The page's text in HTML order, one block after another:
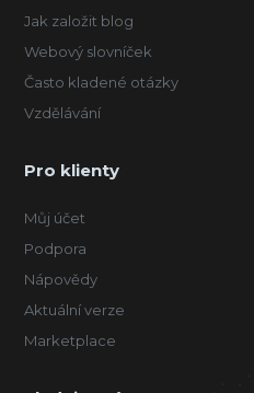
Jak založit blog
Webový slovníček
Často kladené otázky
Vzdělávání
Pro klienty
Můj účet
Podpora
Nápovědy
Aktuální verze
Marketplace